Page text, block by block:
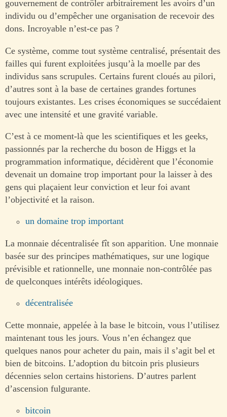
gouvernement de contrôler arbitrairement les avoirs d’un
individu ou d’empêcher une organisation de recevoir des
dons. Incroyable n’est-ce pas ?
Ce système, comme tout système centralisé, présentait des
failles qui furent exploitées jusqu’à la moelle par des
individus sans scrupules. Certains furent cloués au pilori,
d’autres sont à la base de certaines grandes fortunes
toujours existantes. Les crises économiques se succédaient
avec une intensité et une gravité variable.
C’est à ce moment-là que les scientifiques et les geeks,
passionnés par la recherche du boson de Higgs et la
programmation informatique, décidèrent que l’économie
devenait un domaine trop important pour la laisser à des
gens qui plaçaient leur conviction et leur foi avant
l’objectivité et la raison.
un domaine trop important
La monnaie décentralisée fît son apparition. Une monnaie
basée sur des principes mathématiques, sur une logique
prévisible et rationnelle, une monnaie non-contrôlée pas
de quelconques intérêts idéologiques.
décentralisée
Cette monnaie, appelée à la base le bitcoin, vous l’utilisez
maintenant tous les jours. Vous n’en échangez que
quelques nanos pour acheter du pain, mais il s’agit bel et
bien de bitcoins. L’adoption du bitcoin pris plusieurs
décennies selon certains historiens. D’autres parlent
d’ascension fulgurante.
bitcoin